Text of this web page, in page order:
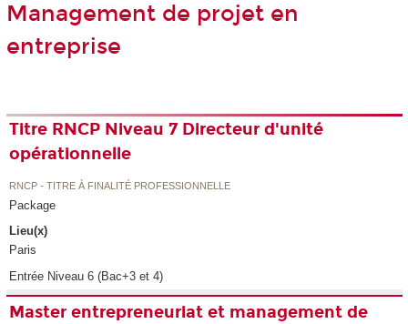
Management de projet en
entreprise
Titre RNCP Niveau 7 Directeur d'unité
opérationnelle
RNCP - TITRE À FINALITÉ PROFESSIONNELLE
Package
Lieu(x)
Paris
Entrée Niveau 6 (Bac+3 et 4)
Master entrepreneuriat et management de